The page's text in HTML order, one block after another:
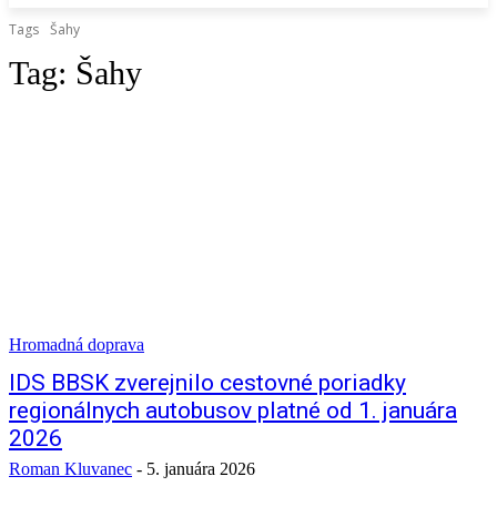
Tags Šahy
Tag: Šahy
Hromadná doprava
IDS BBSK zverejnilo cestovné poriadky
regionálnych autobusov platné od 1. januára
2026
Roman Kluvanec - 5. januára 2026